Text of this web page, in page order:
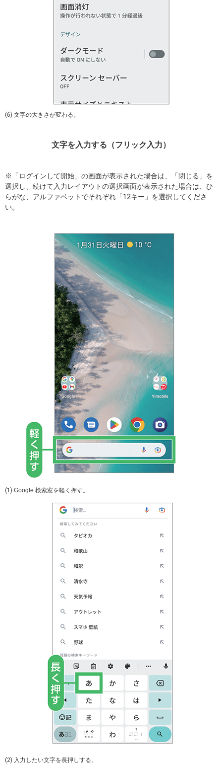
(6) 文字の大きさが変わる。
文字を入力する（フリック入力）
※「ログインして開始」の画面が表示された場合は、「閉じる」を
選択し、続けて入力レイアウトの選択画面が表示された場合は、ひ
らがな、アルファベットでそれぞれ「12キー」を選択してくださ
い。
(1) Google 検索窓を軽く押す。
(2) 入力したい文字を長押しする。